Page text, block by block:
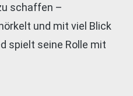
schaffen –
und mit viel Blick
spielt seine Rolle mit